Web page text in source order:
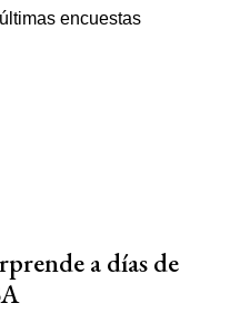
a días de